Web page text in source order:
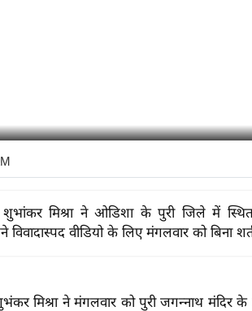
मिश्रा ने ओडिशा के पुरी जिले में
वीडियो के लिए मंगलवार को बिना
मिश्रा ने मंगलवार को पुरी जगन्नाथ मंदिर के